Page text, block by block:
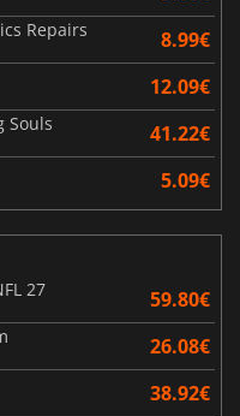
Repairs 8.99€
12.09€
Souls 41.22€
5.09€
27
59.80€
26.08€
38.92€